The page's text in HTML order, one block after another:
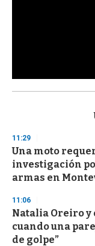
s
d
s
o
f
3
s
e
c
o
n
11:29
Una moto
investigación
armas en
11:06
Natalia Oreiro y
cuando una
de golpe”